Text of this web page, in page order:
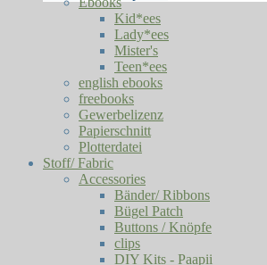
Kid*ees
Lady*ees
Mister's
Teen*ees
english ebooks
freebooks
Gewerbelizenz
Papierschnitt
Plotterdatei
Stoff/ Fabric
Accessories
Bänder/ Ribbons
Bügel Patch
Buttons / Knöpfe
clips
DIY Kits - Paapii